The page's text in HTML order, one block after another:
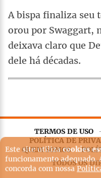
A bispa finaliza seu
orou por Swaggart,
deixava claro que
dele há décadas.
TERMOS DE USO
POLÍTICA DE
QUEM SOMOS
TODOS OS
Este site utilizacookies
funcionamento adequado.
concorda com nossa